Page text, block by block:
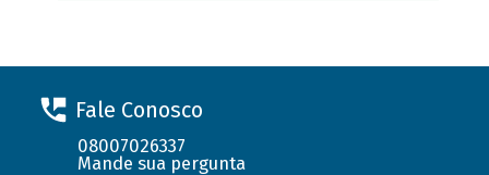
Fale Conosco
08007026337
Mande sua pergunta